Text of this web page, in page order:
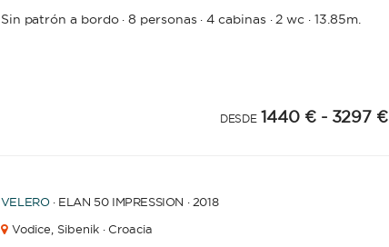
Sin patrón a bordo·8 personas ·4 cabinas · 2 wc · 13.85m.
DESDE 1440 € - 3297 €
VELERO · ELAN 50 IMPRESSION · 2018
Vodice, Sibenik · Croacia